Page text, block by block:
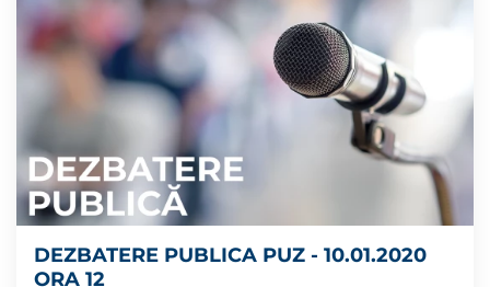
DEZBATERE PUBLICA PUZ - 10.01.2020
ORA 12